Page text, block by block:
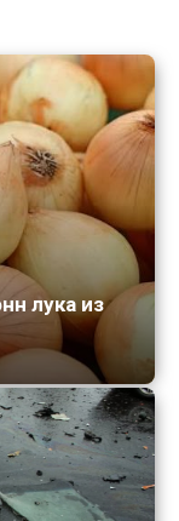
лука из